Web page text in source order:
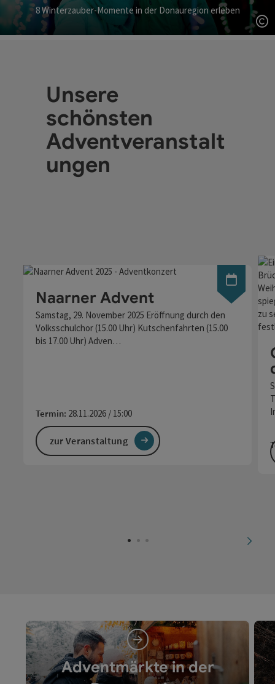
8 Winterzauber-Momente in der Donauregion erleben
Unsere
schönsten
Adventveranstalt
ungen
Naarner Advent
Samstag, 29. November 2025 Eröffnung durch den
Volksschulchor (15.00 Uhr) Kutschenfahrten (15.00
bis 17.00 Uhr) Adven…
Termin: 28.11.2026 / 15:00
zur Veranstaltung
Adventmärkte in der